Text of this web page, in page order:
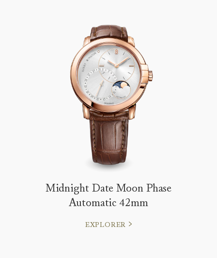
Midnight Date Moon Phase
Automatic 42mm
EXPLORER